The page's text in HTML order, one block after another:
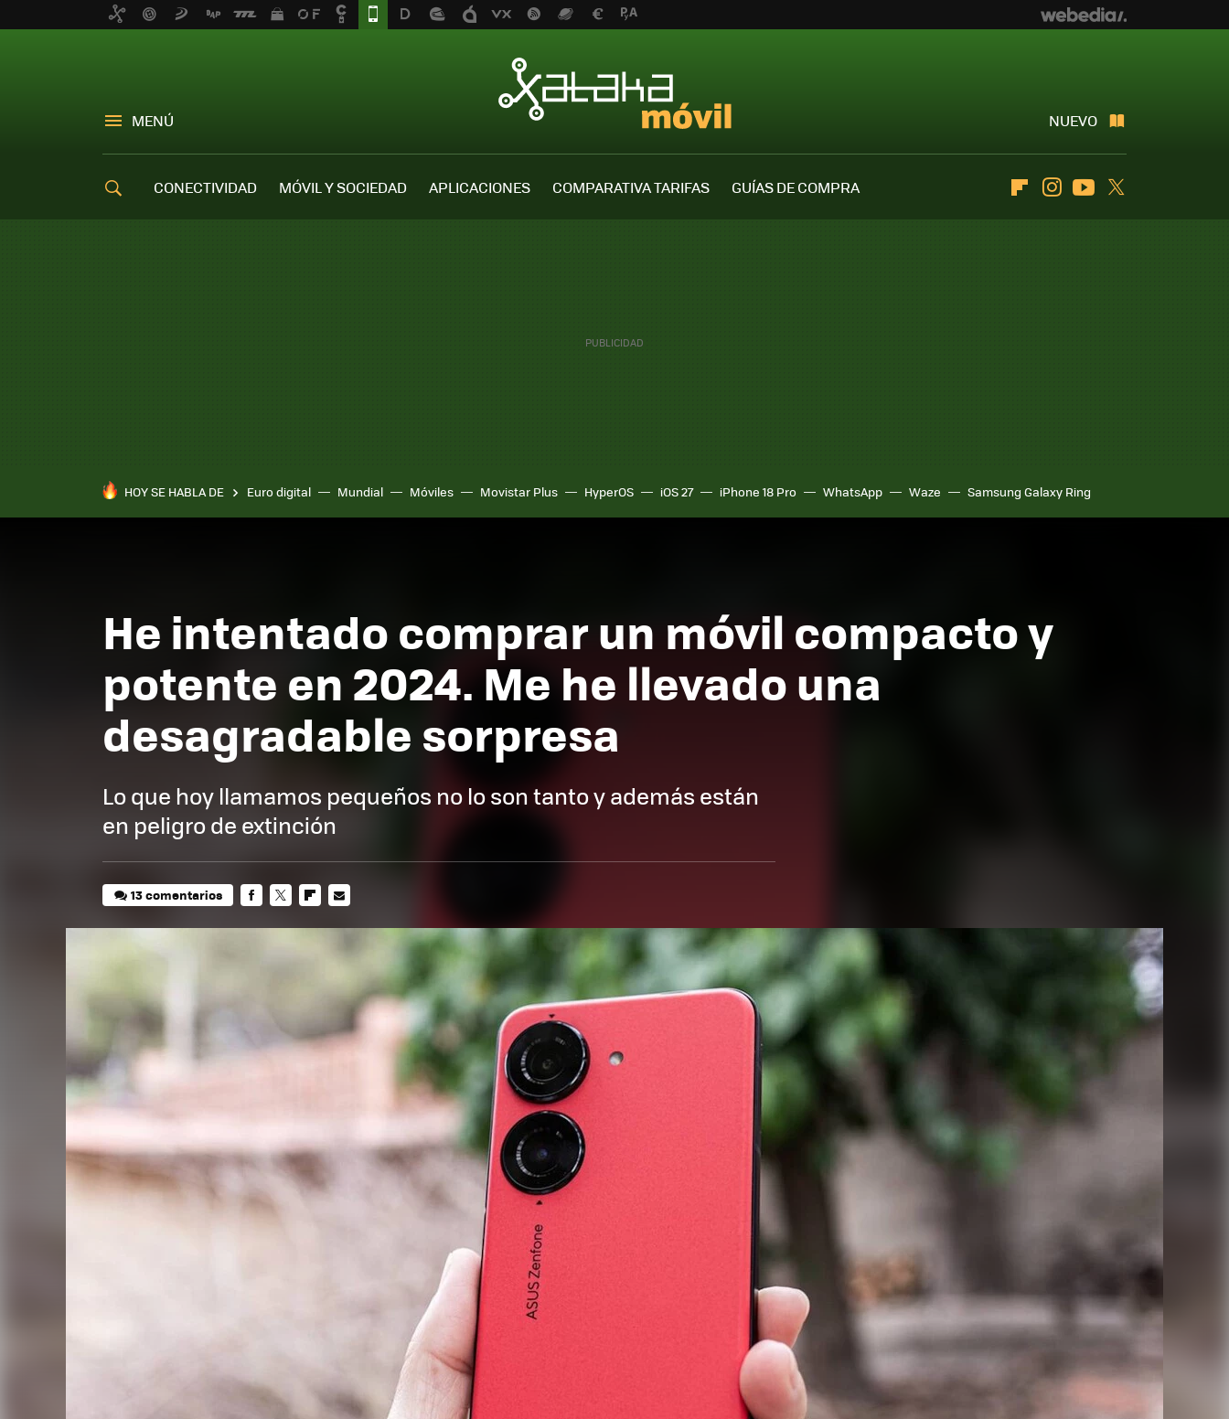
MENÚ NUEVO
CONECTIVIDAD MÓVIL Y SOCIEDAD APLICACIONES COMPARATIVA TARIFAS
GUÍAS DE COMPRA
FlipboardInstagramYoutube
HOY SE HABLA DE Euro digital Mundial Móviles Movistar Plus HyperOS iOS 27 iPhone 18 Pro WhatsApp Waze Samsung Galaxy Ring
He intentado comprar un móvil compacto y
potente en 2024. Me he llevado una
desagradable sorpresa
Lo que hoy llamamos pequeños no lo son tanto y además están
en peligro de extinción
13 comentarios